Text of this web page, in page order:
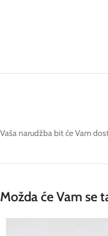
Vaša narudžba bit će Vam
Možda će Vam se